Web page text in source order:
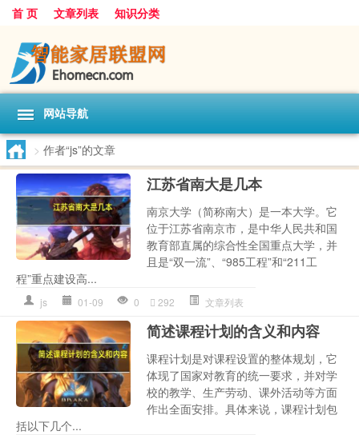
首 页 文章列表 知识分类
网站导航
> 作者“js”的文章
江苏省南大是几本
南京大学（简称南大）是一本大学。它
位于江苏省南京市，是中华人民共和国
教育部直属的综合性全国重点大学，并
且是“双一流”、“985工程”和“211工
程”重点建设高...
js 01-09 0 292 文章列表
简述课程计划的含义和内容
课程计划是对课程设置的整体规划，它
体现了国家对教育的统一要求，并对学
校的教学、生产劳动、课外活动等方面
作出全面安排。具体来说，课程计划包
括以下几个...